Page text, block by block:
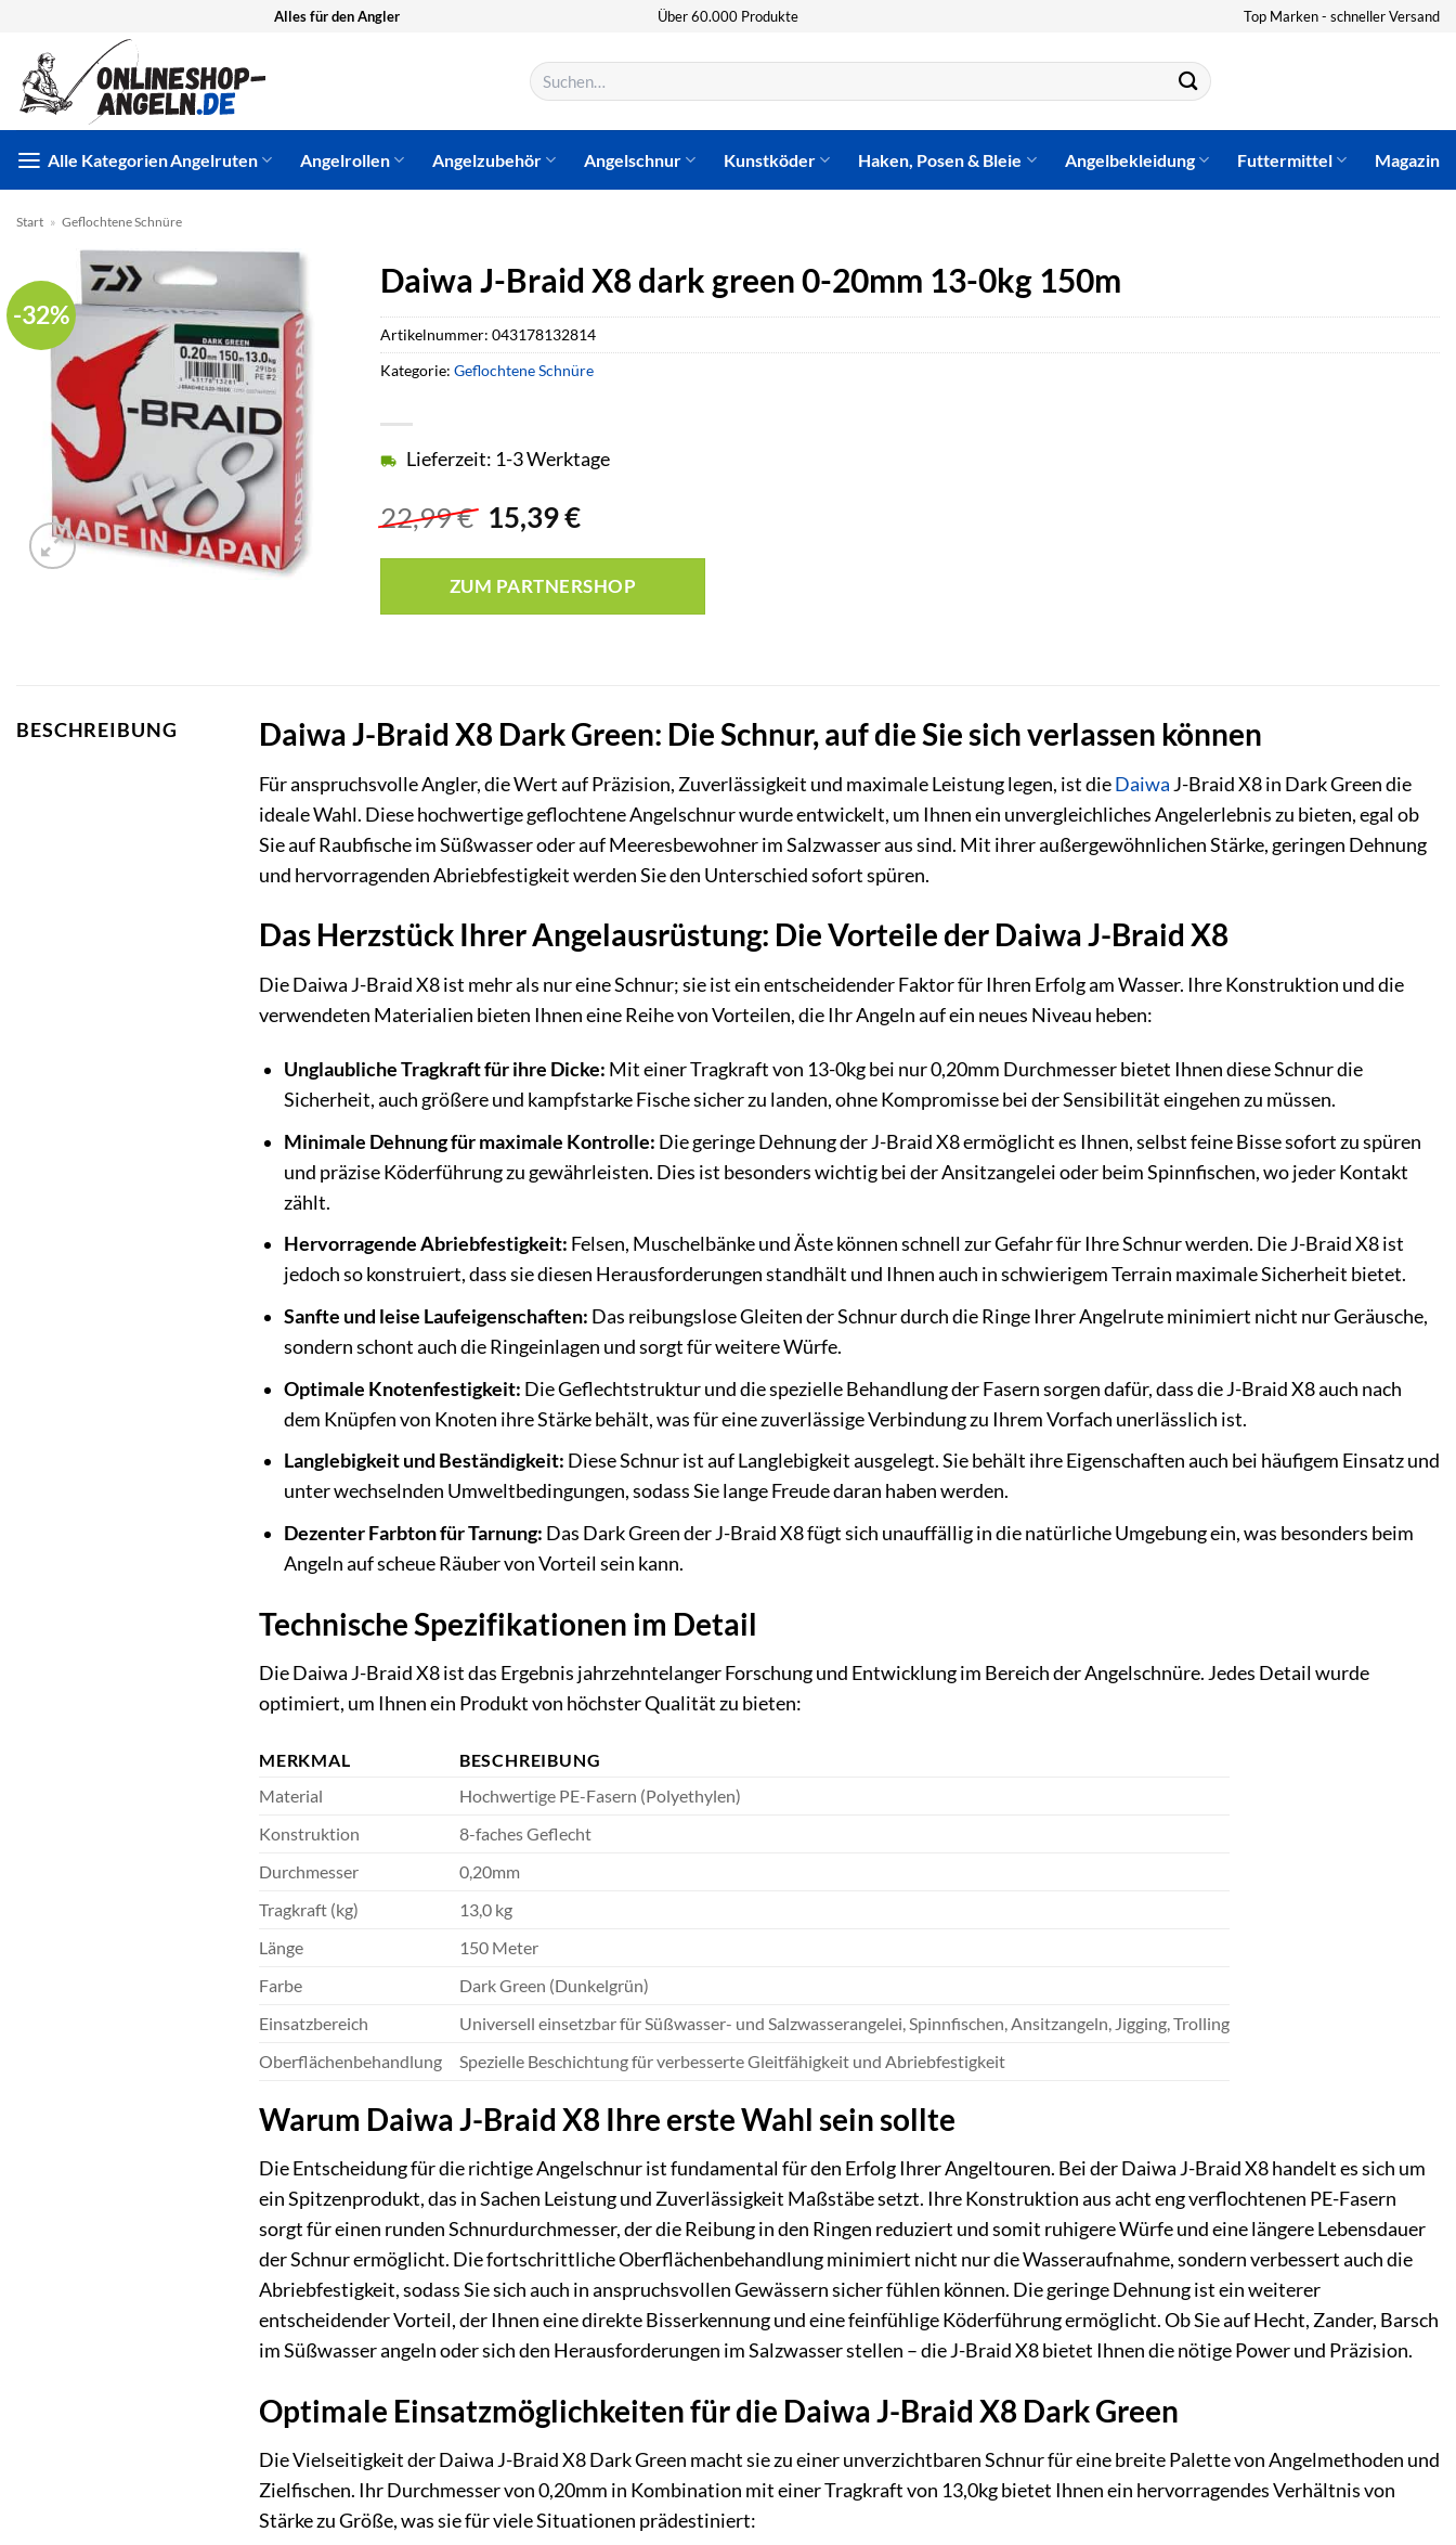
springen
Alles für den Angler Über 60.000 Produkte Top Marken - schneller Versand
Suchen
nach:
Alle KategorienAngelruten Angelrollen Angelzubehör Angelschnur Kunstköder Haken, Posen & Bleie Angelbekleidung Futtermittel Magazin
Start » Geflochtene Schnüre
-32%
Daiwa J-Braid X8 dark green 0-20mm 13-0kg 150m
22,99€ Ursprünglicher
Preis
war:
22,99 €
15,39€Aktueller
ist:
15,39 €.
Lieferzeit: 1-3 Werktage
ZUM PARTNERSHOP
Artikelnummer: 043178132814
Kategorie: Geflochtene Schnüre
BESCHREIBUNG Daiwa J-Braid X8 Dark Green: Die Schnur, auf die Sie sich verlassen können
Für anspruchsvolle Angler, die Wert auf Präzision, Zuverlässigkeit und maximale Leistung legen, ist dieDaiwa J-Braid X8 in Dark Green die
ideale Wahl. Diese hochwertige geflochtene Angelschnur wurde entwickelt, um Ihnen ein unvergleichliches Angelerlebnis zu bieten, egal ob
Sie auf Raubfische im Süßwasser oder auf Meeresbewohner im Salzwasser aus sind. Mit ihrer außergewöhnlichen Stärke, geringen Dehnung
und hervorragenden Abriebfestigkeit werden Sie den Unterschied sofort spüren.
Das Herzstück Ihrer Angelausrüstung: Die Vorteile der Daiwa J-Braid X8
Die Daiwa J-Braid X8 ist mehr als nur eine Schnur; sie ist ein entscheidender Faktor für Ihren Erfolg am Wasser. Ihre Konstruktion und die
verwendeten Materialien bieten Ihnen eine Reihe von Vorteilen, die Ihr Angeln auf ein neues Niveau heben:
Unglaubliche Tragkraft für ihre Dicke: Mit einer Tragkraft von 13-0kg bei nur 0,20mm Durchmesser bietet Ihnen diese Schnur die
Sicherheit, auch größere und kampfstarke Fische sicher zu landen, ohne Kompromisse bei der Sensibilität eingehen zu müssen.
Minimale Dehnung für maximale Kontrolle: Die geringe Dehnung der J-Braid X8 ermöglicht es Ihnen, selbst feine Bisse sofort zu spüren
und präzise Köderführung zu gewährleisten. Dies ist besonders wichtig bei der Ansitzangelei oder beim Spinnfischen, wo jeder Kontakt
zählt.
Hervorragende Abriebfestigkeit: Felsen, Muschelbänke und Äste können schnell zur Gefahr für Ihre Schnur werden. Die J-Braid X8 ist
jedoch so konstruiert, dass sie diesen Herausforderungen standhält und Ihnen auch in schwierigem Terrain maximale Sicherheit bietet.
Sanfte und leise Laufeigenschaften: Das reibungslose Gleiten der Schnur durch die Ringe Ihrer Angelrute minimiert nicht nur Geräusche,
sondern schont auch die Ringeinlagen und sorgt für weitere Würfe.
Optimale Knotenfestigkeit: Die Geflechtstruktur und die spezielle Behandlung der Fasern sorgen dafür, dass die J-Braid X8 auch nach
dem Knüpfen von Knoten ihre Stärke behält, was für eine zuverlässige Verbindung zu Ihrem Vorfach unerlässlich ist.
Langlebigkeit und Beständigkeit: Diese Schnur ist auf Langlebigkeit ausgelegt. Sie behält ihre Eigenschaften auch bei häufigem Einsatz und
unter wechselnden Umweltbedingungen, sodass Sie lange Freude daran haben werden.
Dezenter Farbton für Tarnung: Das Dark Green der J-Braid X8 fügt sich unauffällig in die natürliche Umgebung ein, was besonders beim
Angeln auf scheue Räuber von Vorteil sein kann.
Technische Spezifikationen im Detail
Die Daiwa J-Braid X8 ist das Ergebnis jahrzehntelanger Forschung und Entwicklung im Bereich der Angelschnüre. Jedes Detail wurde
optimiert, um Ihnen ein Produkt von höchster Qualität zu bieten:
MERKMAL
BESCHREIBUNG
Material
Hochwertige PE-Fasern (Polyethylen)
Konstruktion
8-faches Geflecht
Durchmesser
0,20mm
Tragkraft (kg)
13,0 kg
Länge
150 Meter
Farbe
Dark Green (Dunkelgrün)
Einsatzbereich
Universell einsetzbar für Süßwasser- und Salzwasserangelei, Spinnfischen, Ansitzangeln, Jigging, Trolling
Oberflächenbehandlung
Spezielle Beschichtung für verbesserte Gleitfähigkeit und Abriebfestigkeit
Warum Daiwa J-Braid X8 Ihre erste Wahl sein sollte
Die Entscheidung für die richtige Angelschnur ist fundamental für den Erfolg Ihrer Angeltouren. Bei der Daiwa J-Braid X8 handelt es sich um
ein Spitzenprodukt, das in Sachen Leistung und Zuverlässigkeit Maßstäbe setzt. Ihre Konstruktion aus acht eng verflochtenen PE-Fasern
sorgt für einen runden Schnurdurchmesser, der die Reibung in den Ringen reduziert und somit ruhigere Würfe und eine längere Lebensdauer
der Schnur ermöglicht. Die fortschrittliche Oberflächenbehandlung minimiert nicht nur die Wasseraufnahme, sondern verbessert auch die
Abriebfestigkeit, sodass Sie sich auch in anspruchsvollen Gewässern sicher fühlen können. Die geringe Dehnung ist ein weiterer
entscheidender Vorteil, der Ihnen eine direkte Bisserkennung und eine feinfühlige Köderführung ermöglicht. Ob Sie auf Hecht, Zander, Barsch
im Süßwasser angeln oder sich den Herausforderungen im Salzwasser stellen – die J-Braid X8 bietet Ihnen die nötige Power und Präzision.
Optimale Einsatzmöglichkeiten für die Daiwa J-Braid X8 Dark Green
Die Vielseitigkeit der Daiwa J-Braid X8 Dark Green macht sie zu einer unverzichtbaren Schnur für eine breite Palette von Angelmethoden und
Zielfischen. Ihr Durchmesser von 0,20mm in Kombination mit einer Tragkraft von 13,0kg bietet Ihnen ein hervorragendes Verhältnis von
Stärke zu Größe, was sie für viele Situationen prädestiniert: